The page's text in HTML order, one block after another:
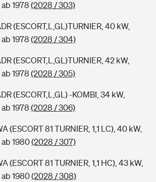
1978 (2028 / 303)
(ESCORT,L,GL)TURNIER, 40 kW,
1978 (2028 / 304)
(ESCORT,L,GL)TURNIER, 42 kW,
1978 (2028 / 305)
(ESCORT,L,GL) -KOMBI, 34 kW,
1978 (2028 / 306)
(ESCORT 81 TURNIER, 1,1 LC), 40 kW,
1980(2028 / 307)
(ESCORT 81 TURNIER, 1,1 HC), 43 kW,
1980(2028 / 308)